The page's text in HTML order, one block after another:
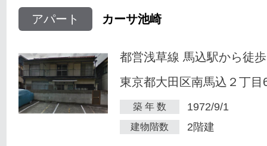
アパート カーサ池崎
都営浅草線 馬込駅から徒
東京都大田区南馬込２丁目
築 年 数 1972/9/1
建物階数 2階建